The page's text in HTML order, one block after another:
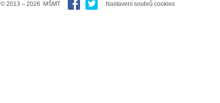
© 2013 – 2026 MŠMT Nastavení soubrů cookies